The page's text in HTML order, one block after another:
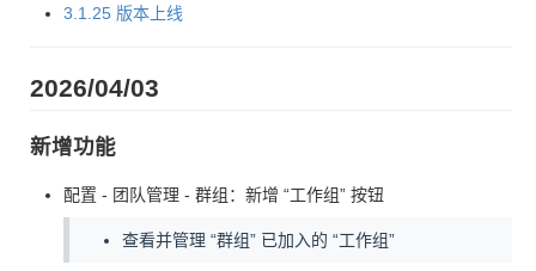
3.1.25 版本上线
2026/04/03
新增功能
配置 - 团队管理 - 群组：新增 “工作组” 按钮
查看并管理 “群组” 已加入的 “工作组”